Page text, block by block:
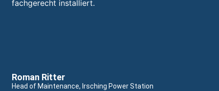
fachgerecht installiert.
Roman Ritter
Head of Maintenance, Irsching Power Station